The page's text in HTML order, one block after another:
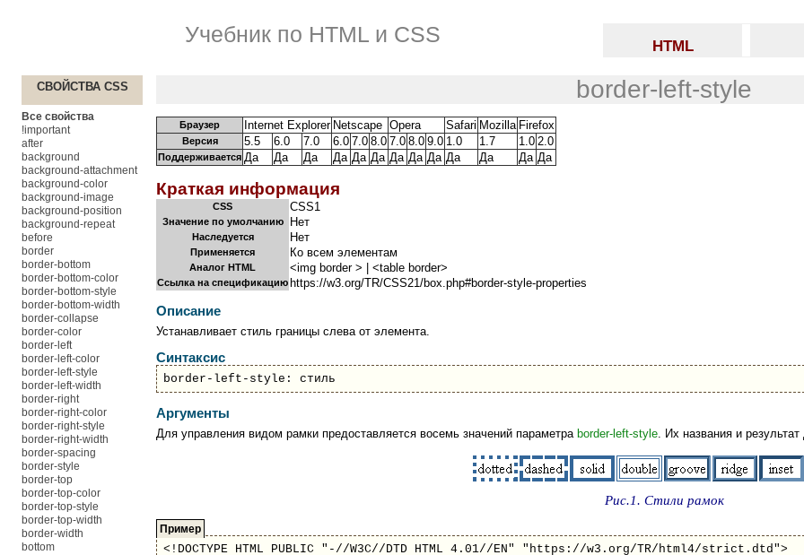
Учебник по HTML и CSS HTML
СВОЙСТВА CSS
Все свойства
!important
after
background
background-attachment
background-color
background-image
background-position
background-repeat
before
border
border-bottom
border-bottom-color
border-bottom-style
border-bottom-width
border-collapse
border-color
border-left
border-left-color
border-left-style
border-left-width
border-right
border-right-color
border-right-style
border-right-width
border-spacing
border-style
border-top
border-top-color
border-top-style
border-top-width
border-width
bottom
border-left-style
Браузер Internet Explorer Netscape Opera Safari Mozilla Firefox
Версия 5.5 6.0 7.0 6.0 7.0 8.0 7.0 8.0 9.0 1.0 1.7 1.0 2.0
Поддерживается Да Да Да Да Да Да Да Да Да Да Да Да Да
Краткая информация
CSS CSS1
Значение по умолчанию Нет
Наследуется Нет
Применяется Ко всем элементам
Аналог HTML <img border > | <table border>
Ссылка на спецификацию https://w3.org/TR/CSS21/box.php#border-style-properties
Описание
Устанавливает стиль границы слева от элемента.
Синтаксис
border-left-style: стиль
Аргументы
Для управления видом рамки предоставляется восемь значений параметра border-left-style . Их названия и
Рис.1. Стили рамок
Пример
<!DOCTYPE HTML PUBLIC "-//W3C//DTD HTML 4.01//EN" "https://w3.org/TR/html4/strict.dtd">